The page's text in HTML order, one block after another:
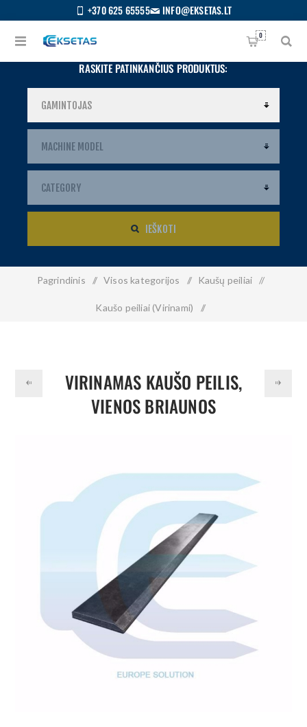
+370 625 65555 INFO@EKSETAS.LT
0
RASKITE PATINKANČIUS PRODUKTUS:
IEŠKOTI
Pagrindinis / Visos kategorijos / Kaušų peiliai /
Kaušo peiliai (Virinami) /
VIRINAMAS KAUŠO PEILIS,
VIENOS BRIAUNOS